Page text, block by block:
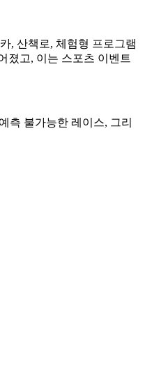
, 산책로, 체험형 프로그램
졌고, 이는 스포츠 이벤트
측 불가능한 레이스, 그리